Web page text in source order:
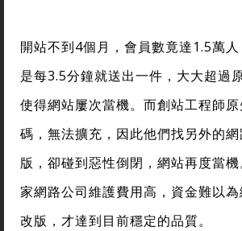
開站不到4個月，會員數竟達1.5萬
是每3.5分鐘就送出一件，大大超過
使得網站屢次當機。而創站工程師
碼，無法擴充，因此他們找另外的
版，卻碰到惡性倒閉，網站再度當
家網路公司維護費用高，資金難以
改版，才達到目前穩定的品質。